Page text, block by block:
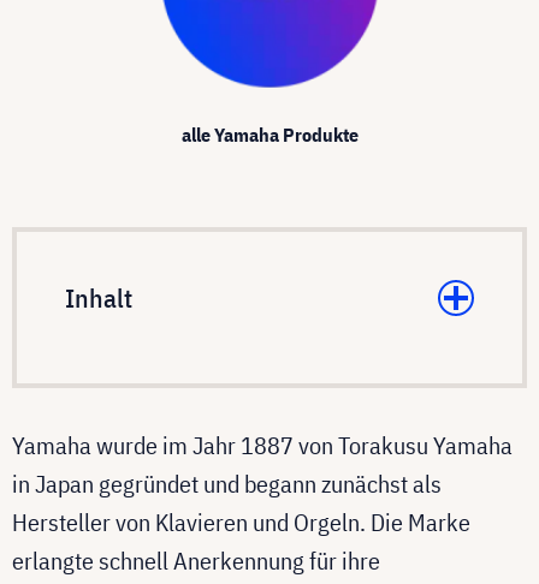
alle Yamaha Produkte
Inhalt
Yamaha wurde im Jahr 1887 von Torakusu Yamaha
in Japan gegründet und begann zunächst als
Hersteller von Klavieren und Orgeln. Die Marke
erlangte schnell Anerkennung für ihre